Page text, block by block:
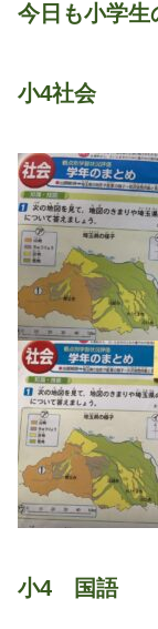
今日も小学生
小4社会
小4 国語